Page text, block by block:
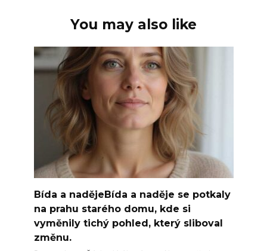
You may also like
Bída a nadějeBída a naděje se potkaly
na prahu starého domu, kde si
vyměnily tichý pohled, který sliboval
změnu.